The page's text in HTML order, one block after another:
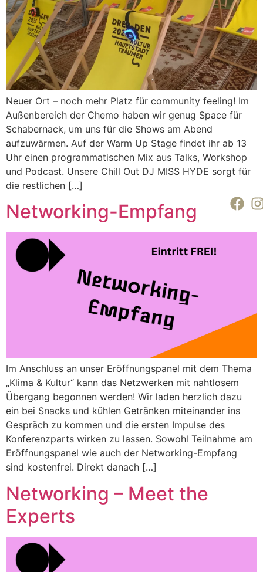
Neuer Ort – noch mehr Platz für community feeling! Im
Außenbereich der Chemo haben wir genug Space für
Schabernack, um uns für die Shows am Abend
aufzuwärmen. Auf der Warm Up Stage findet ihr ab 13
Uhr einen programmatischen Mix aus Talks, Workshop
und Podcast. Unsere Chill Out DJ MISS HYDE sorgt für
die restlichen […]
Networking-Empfang
Im Anschluss an unser Eröffnungspanel mit dem Thema
„Klima & Kultur“ kann das Netzwerken mit nahtlosem
Übergang begonnen werden! Wir laden herzlich dazu
ein bei Snacks und kühlen Getränken miteinander ins
Gespräch zu kommen und die ersten Impulse des
Konferenzparts wirken zu lassen. Sowohl Teilnahme am
Eröffnungspanel wie auch der Networking-Empfang
sind kostenfrei. Direkt danach […]
Networking – Meet the
Experts